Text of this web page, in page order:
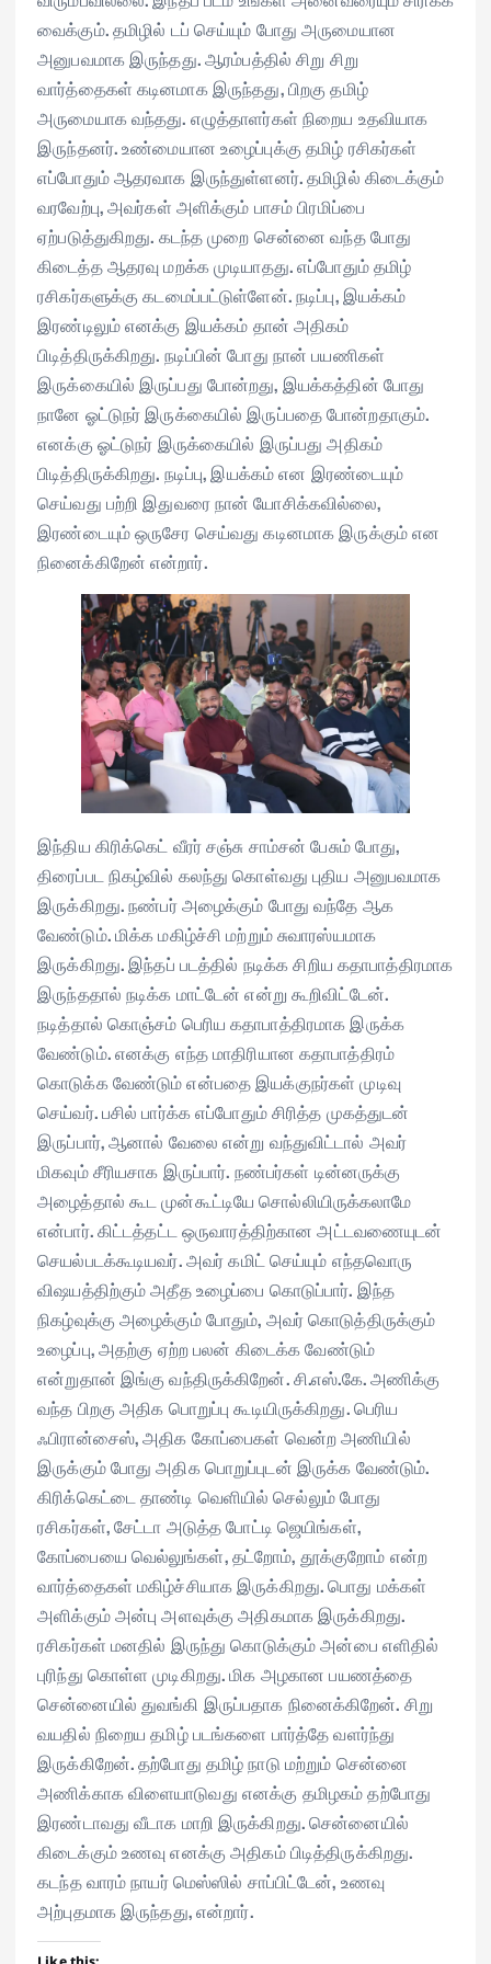
வைக்கும். தமிழில் டப் செய்யும் போது அருமையான
அனுபவமாக இருந்தது. ஆரம்பத்தில் சிறு சிறு
வார்த்தைகள் கடினமாக இருந்தது, பிறகு தமிழ்
அருமையாக வந்தது. எழுத்தாளர்கள் நிறைய உதவியாக
இருந்தனர். உண்மையான உழைப்புக்கு தமிழ் ரசிகர்கள்
எப்போதும் ஆதரவாக இருந்துள்ளனர். தமிழில் கிடைக்கும்
வரவேற்பு, அவர்கள் அளிக்கும் பாசம் பிரமிப்பை
ஏற்படுத்துகிறது. கடந்த முறை சென்னை வந்த போது
கிடைத்த ஆதரவு மறக்க முடியாதது. எப்போதும் தமிழ்
ரசிகர்களுக்கு கடமைப்பட்டுள்ளேன். நடிப்பு, இயக்கம்
இரண்டிலும் எனக்கு இயக்கம் தான் அதிகம்
பிடித்திருக்கிறது. நடிப்பின் போது நான் பயணிகள்
இருக்கையில் இருப்பது போன்றது, இயக்கத்தின் போது
நானே ஓட்டுநர் இருக்கையில் இருப்பதை போன்றதாகும்.
எனக்கு ஓட்டுநர் இருக்கையில் இருப்பது அதிகம்
பிடித்திருக்கிறது. நடிப்பு, இயக்கம் என இரண்டையும்
செய்வது பற்றி இதுவரை நான் யோசிக்கவில்லை,
இரண்டையும் ஒருசேர செய்வது கடினமாக இருக்கும் என
நினைக்கிறேன் என்றார்.
இந்திய கிரிக்கெட் வீரர் சஞ்சு சாம்சன் பேசும் போது,
திரைப்பட நிகழ்வில் கலந்து கொள்வது புதிய அனுபவமாக
இருக்கிறது. நண்பர் அழைக்கும் போது வந்தே ஆக
வேண்டும். மிக்க மகிழ்ச்சி மற்றும் சுவாரஸ்யமாக
இருக்கிறது. இந்தப் படத்தில் நடிக்க சிறிய கதாபாத்திரமாக
இருந்ததால் நடிக்க மாட்டேன் என்று கூறிவிட்டேன்.
நடித்தால் கொஞ்சம் பெரிய கதாபாத்திரமாக இருக்க
வேண்டும். எனக்கு எந்த மாதிரியான கதாபாத்திரம்
கொடுக்க வேண்டும் என்பதை இயக்குநர்கள் முடிவு
செய்வர். பசில் பார்க்க எப்போதும் சிரித்த முகத்துடன்
இருப்பார், ஆனால் வேலை என்று வந்துவிட்டால் அவர்
மிகவும் சீரியசாக இருப்பார். நண்பர்கள் டின்னருக்கு
அழைத்தால் கூட முன்கூட்டியே சொல்லியிருக்கலாமே
என்பார். கிட்டத்தட்ட ஒருவாரத்திற்கான அட்டவணையுடன்
செயல்படக்கூடியவர். அவர் கமிட் செய்யும் எந்தவொரு
விஷயத்திற்கும் அதீத உழைப்பை கொடுப்பார். இந்த
நிகழ்வுக்கு அழைக்கும் போதும், அவர் கொடுத்திருக்கும்
உழைப்பு, அதற்கு ஏற்ற பலன் கிடைக்க வேண்டும்
என்றுதான் இங்கு வந்திருக்கிறேன். சி.எஸ்.கே. அணிக்கு
வந்த பிறகு அதிக பொறுப்பு கூடியிருக்கிறது. பெரிய
ஃபிரான்சைஸ், அதிக கோப்பைகள் வென்ற அணியில்
இருக்கும் போது அதிக பொறுப்புடன் இருக்க வேண்டும்.
கிரிக்கெட்டை தாண்டி வெளியில் செல்லும் போது
ரசிகர்கள், சேட்டா அடுத்த போட்டி ஜெயிங்கள்,
கோப்பையை வெல்லுங்கள், தட்றோம், தூக்குறோம் என்ற
வார்த்தைகள் மகிழ்ச்சியாக இருக்கிறது. பொது மக்கள்
அளிக்கும் அன்பு அளவுக்கு அதிகமாக இருக்கிறது.
ரசிகர்கள் மனதில் இருந்து கொடுக்கும் அன்பை எளிதில்
புரிந்து கொள்ள முடிகிறது. மிக அழகான பயணத்தை
சென்னையில் துவங்கி இருப்பதாக நினைக்கிறேன். சிறு
வயதில் நிறைய தமிழ் படங்களை பார்த்தே வளர்ந்து
இருக்கிறேன். தற்போது தமிழ் நாடு மற்றும் சென்னை
அணிக்காக விளையாடுவது எனக்கு தமிழகம் தற்போது
இரண்டாவது வீடாக மாறி இருக்கிறது. சென்னையில்
கிடைக்கும் உணவு எனக்கு அதிகம் பிடித்திருக்கிறது.
கடந்த வாரம் நாயர் மெஸ்ஸில் சாப்பிட்டேன், உணவு
அற்புதமாக இருந்தது, என்றார்.